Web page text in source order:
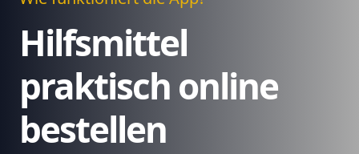
Hilfsmittel
praktisch online
bestellen